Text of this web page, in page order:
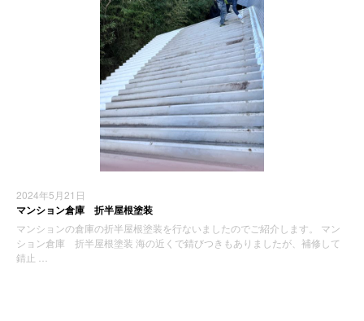
2024年5月21日
マンション倉庫 折半屋根塗装
マンションの倉庫の折半屋根塗装を行ないましたのでご紹介します。 マン
ション倉庫 折半屋根塗装 海の近くで錆びつきもありましたが、補修して
錆止 …